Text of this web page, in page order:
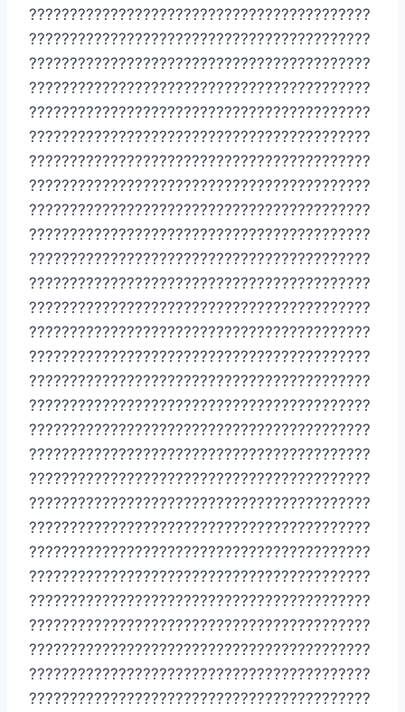
??????????????????????????????????????????
??????????????????????????????????????????
??????????????????????????????????????????
??????????????????????????????????????????
??????????????????????????????????????????
??????????????????????????????????????????
??????????????????????????????????????????
??????????????????????????????????????????
??????????????????????????????????????????
??????????????????????????????????????????
??????????????????????????????????????????
??????????????????????????????????????????
??????????????????????????????????????????
??????????????????????????????????????????
??????????????????????????????????????????
??????????????????????????????????????????
??????????????????????????????????????????
??????????????????????????????????????????
??????????????????????????????????????????
??????????????????????????????????????????
??????????????????????????????????????????
??????????????????????????????????????????
??????????????????????????????????????????
??????????????????????????????????????????
??????????????????????????????????????????
??????????????????????????????????????????
??????????????????????????????????????????
??????????????????????????????????????????
??????????????????????????????????????????